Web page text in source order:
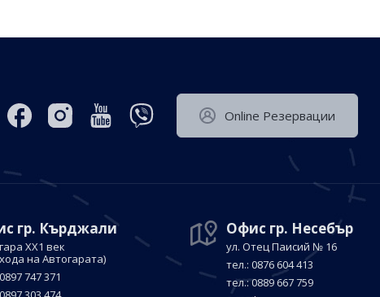
Оnline Резервации
гр. Кърджали
ХХ1 век
на Автогарата)
747 371
Офис гр. Несебър
ул. Отец Паисий № 16
тел.: 0876 604 413
тел.: 0889 667 759